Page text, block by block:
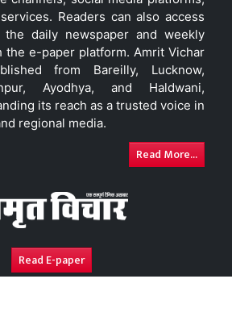
Readers can also access
daily newspaper and weekly
the e-paper platform. Amrit Vichar
from Bareilly, Lucknow,
Ayodhya, and Haldwani,
its reach as a trusted voice in
regional media.
Read More...
Read E-paper